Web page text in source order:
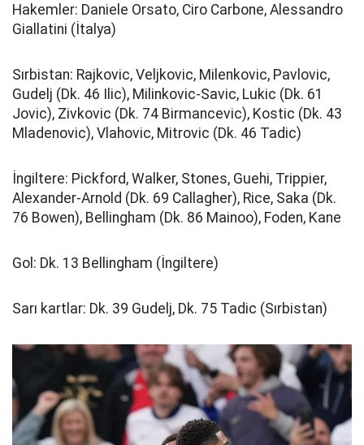
Hakemler: Daniele Orsato, Ciro Carbone, Alessandro
Giallatini (İtalya)
Sırbistan: Rajkovic, Veljkovic, Milenkovic, Pavlovic,
Gudelj (Dk. 46 Ilic), Milinkovic-Savic, Lukic (Dk. 61
Jovic), Zivkovic (Dk. 74 Birmancevic), Kostic (Dk. 43
Mladenovic), Vlahovic, Mitrovic (Dk. 46 Tadic)
İngiltere: Pickford, Walker, Stones, Guehi, Trippier,
Alexander-Arnold (Dk. 69 Callagher), Rice, Saka (Dk.
76 Bowen), Bellingham (Dk. 86 Mainoo), Foden, Kane
Gol: Dk. 13 Bellingham (İngiltere)
Sarı kartlar: Dk. 39 Gudelj, Dk. 75 Tadic (Sırbistan)